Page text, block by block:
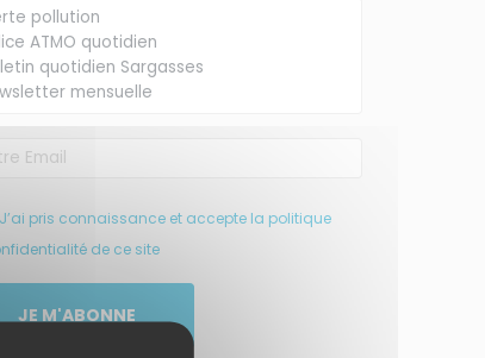
J’ai pris connaissance et accepte la politique
de ce site
JE M'ABONNE